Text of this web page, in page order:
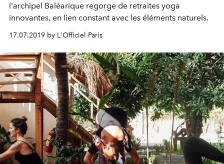
l'archipel Baléarique regorge de retraites yoga
innovantes, en lien constant avec les éléments naturels.
17.07.2019 by L'Officiel Paris